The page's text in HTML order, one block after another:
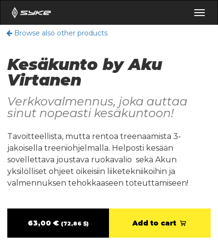
Browse also other products
Kesäkunto by Aku
Virtanen
Verkkovalmennus, joka auttaa
sinut nopeasti kesäkuntoon!
Tavoitteellista, mutta rentoa treenaamista 3-
jakoisella treeniohjelmalla. Helposti kesään
sovellettava joustava ruokavalio sekä Akun
yksilölliset ohjeet oikeisiin liiketekniikoihin ja
valmennuksen tehokkaaseen toteuttamiseen!
63,00 € (72,86 $) Add to cart